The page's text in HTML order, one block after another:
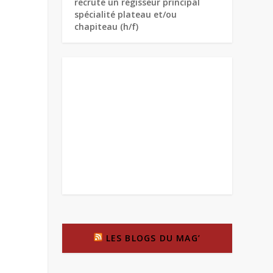
spécialité plateau et/ou
chapiteau (h/f)
LES BLOGS DU MAG’